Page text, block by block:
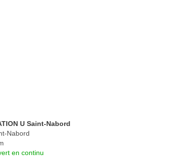
U Saint-Nabord
Nabord
en continu